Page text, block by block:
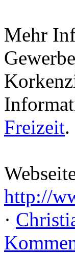
Mehr
Freizeit.
http://
·